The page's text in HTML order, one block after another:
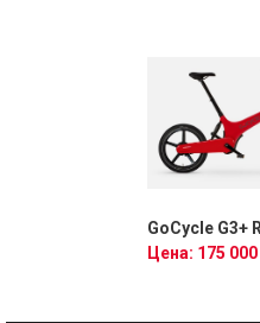
GoCycle G3+
Цена: 175 000